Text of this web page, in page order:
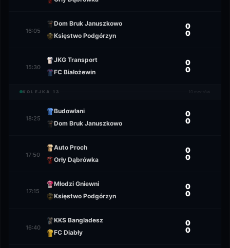
16:05
Dom Bruk Januszkowo
Księstwo Podgórzyn
0
0
15:30
JKG Transport
FC Białożewin
0
0
KOLEJKA 13 meczów
18:25
Budowlani
Dom Bruk Januszkowo
0
0
17:50
Auto Proch
Orły Dąbrówka
0
0
17:15
Młodzi Gniewni
Księstwo Podgórzyn
0
0
16:40
KKS Bangladesz
FC Diabły
0
0